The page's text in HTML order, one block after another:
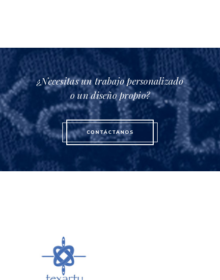
¿Necesitas un trabajo personalizado
o un diseño propio?
CONTÁCTANOS